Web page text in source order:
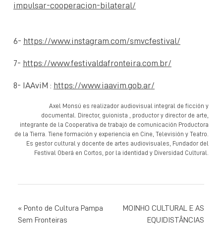
impulsar-cooperacion-bilateral/
6- https://www.instagram.com/smvcfestival/
7- https://www.festivaldafronteira.com.br/
8- IAAviM : https://www.iaavim.gob.ar/
Axel Monsú es realizador audiovisual integral de ficción y
documental. Director, guionista , productor y director de arte,
integrante de la Cooperativa de trabajo de comunicación Productora
de la Tierra. Tiene formación y experiencia en Cine, Televisión y Teatro.
Es gestor cultural y docente de artes audiovisuales, Fundador del
Festival Oberá en Cortos, por la identidad y Diversidad Cultural.
NAVEGAÇÃO
Ponto de Cultura Pampa
Sem Fronteiras
MOINHO CULTURAL E AS
EQUIDISTÂNCIAS